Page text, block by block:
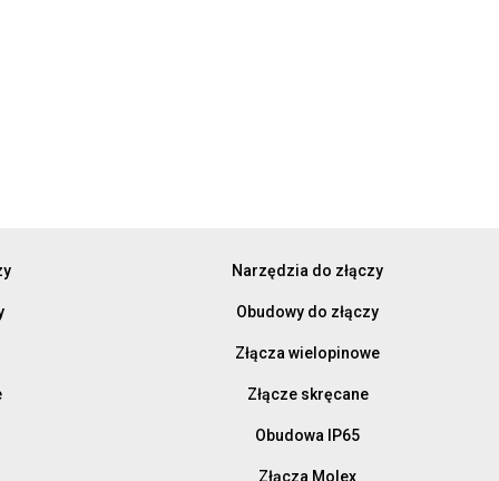
Narzędzia do złączy
Obudowy do złączy
Złącza wielopinowe
Złącze skręcane
Obudowa IP65
Złącza Molex